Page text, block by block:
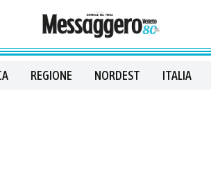
REGIONE NORDEST ITALIA